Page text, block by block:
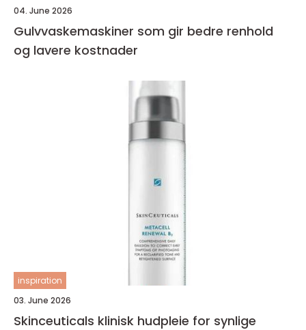
04. June 2026
Gulvvaskemaskiner som gir bedre renhold
og lavere kostnader
inspiration
03. June 2026
Skinceuticals klinisk hudpleie for synlige